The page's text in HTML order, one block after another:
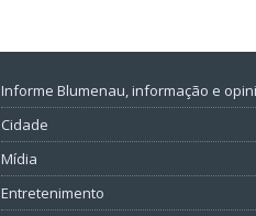
Informe Blumenau, informação e
Cidade
Mídia
Entretenimento